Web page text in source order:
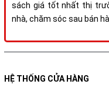
sách giá tốt nhất thị
nhà, chăm sóc sau bán
HỆ THỐNG CỬA HÀNG